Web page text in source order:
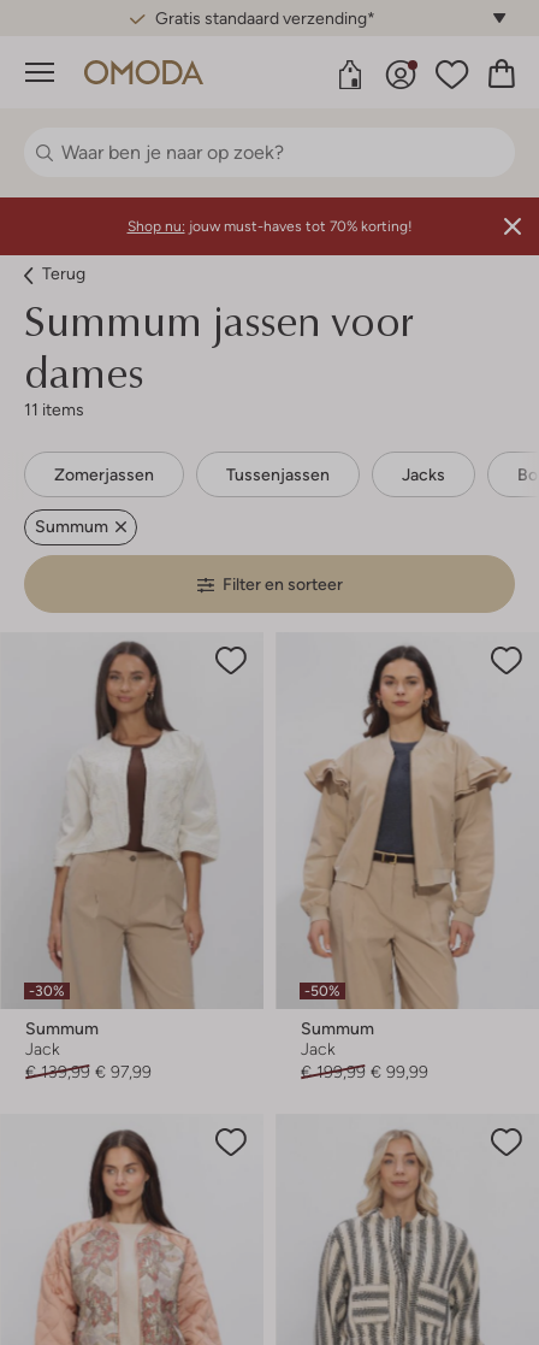
Gratis standaard verzending*
Menu
Shop nu: jouw must-haves tot 70% korting!
Terug
Summum jassen voor
dames
11 items
Zomerjassen Tussenjassen Jacks
Summum
Filter en sorteer
-30%
Summum
Jack
€ 139,99 € 97,99
-50%
Summum
Jack
€ 199,99 € 99,99